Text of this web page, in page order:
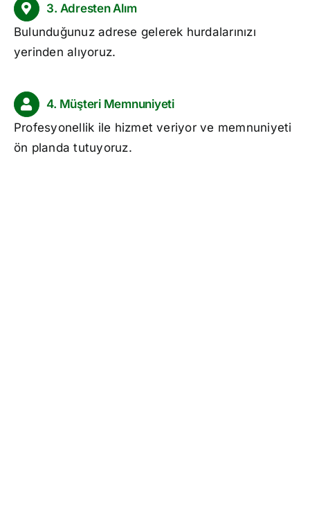
3. Adresten Alım
Bulunduğunuz adrese gelerek hurdalarınızı
yerinden alıyoruz.
4. Müşteri Memnuniyeti
Profesyonellik ile hizmet veriyor ve memnuniyeti
ön planda tutuyoruz.